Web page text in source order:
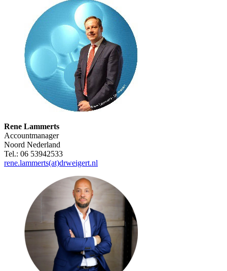
Rene Lammerts
Accountmanager
Noord Nederland
Tel.: 06 53942533
rene.lammerts(at)drweigert.nl